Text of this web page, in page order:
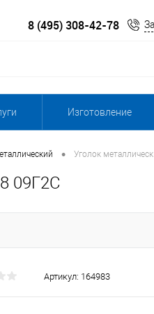
8 (495) 308-42-78
Изготовление
• Уголок
09Г2С
Артикул: 164983